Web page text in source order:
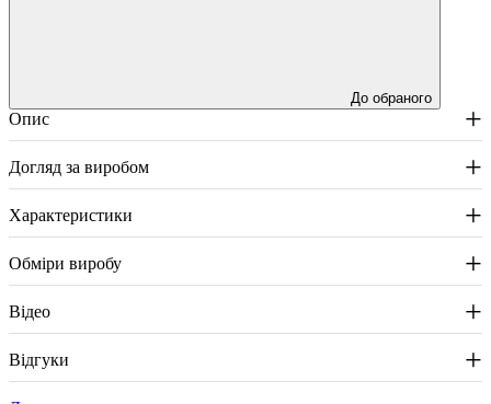
До обраного
Опис +
Догляд за виробом +
Характеристики +
Обміри виробу +
Відео +
Відгуки +